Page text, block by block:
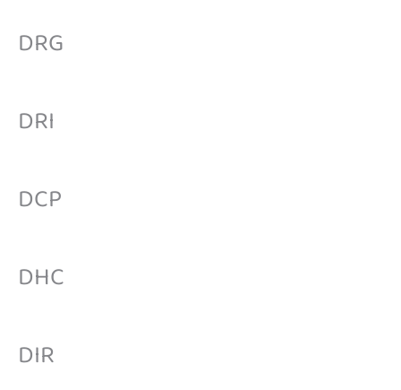
DRG
DRI
DCP
DHC
DIR